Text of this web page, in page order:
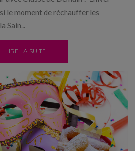
le moment de réchauffer les
LIRE LA SUITE